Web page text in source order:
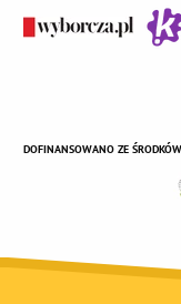
DOFINANSOWANO ZE